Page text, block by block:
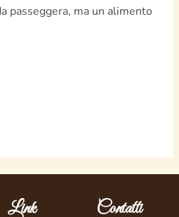
passeggera, ma un alimento
Link Contatti